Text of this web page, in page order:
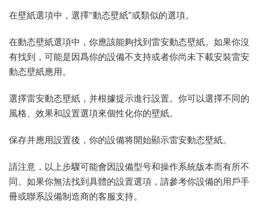
在壁紙選項中，選擇“動态壁紙”或類似的選項。
在動态壁紙選項中，你應該能夠找到雷安動态壁紙。如果你沒
有找到，可能是因爲你的設備不支持或者你尚未下載安裝雷安
動态壁紙應用。
選擇雷安動态壁紙，并根據提示進行設置。你可以選擇不同的
風格、效果和設置選項來個性化你的壁紙。
保存并應用設置後，你的設備将開始顯示雷安動态壁紙。
請注意，以上步驟可能會因設備型号和操作系統版本而有所不
同。如果你無法找到具體的設置選項，請參考你設備的用戶手
冊或聯系設備制造商的客服支持。